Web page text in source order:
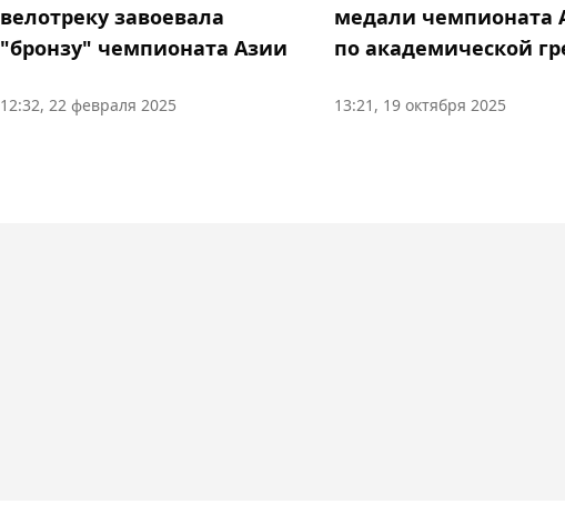
велотреку завоевала
"бронзу" чемпионата Азии
12:32, 22 февраля 2025
медали чемпионата
по академической
13:21, 19 октября 2025